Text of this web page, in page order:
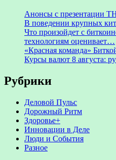
Анонсы с презентации
В поведении крупных
Что произойдет с
технологиям оценивает…
«Красная команда»
Курсы валют 8 августа:
Рубрики
Деловой Пульс
Дорожный Ритм
Здоровье+
Инновации в Деле
Люди и События
Разное